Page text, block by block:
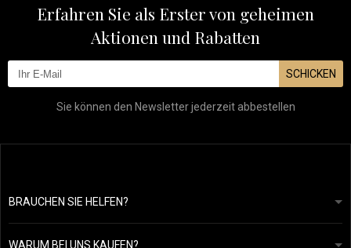
Erfahren Sie als Erster von geheimen
Aktionen und Rabatten
SCHICKEN
Sie können den Newsletter jederzeit abbestellen
BRAUCHEN SIE HELFEN?
info@mapeja.de
Wir werden innerhalb von 24 Stunden antworten.
WARUM BEI UNS KAUFEN?
Allgemeine geschäftsbedingungen
Datenschutzerklärung